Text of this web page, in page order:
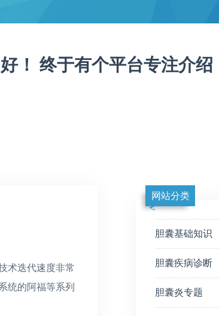
！ 终于有个平台专注介绍
术迭代速度非常
统的阿福等系列
网站分类
胆囊基础知识
胆囊疾病诊断
胆囊炎专题